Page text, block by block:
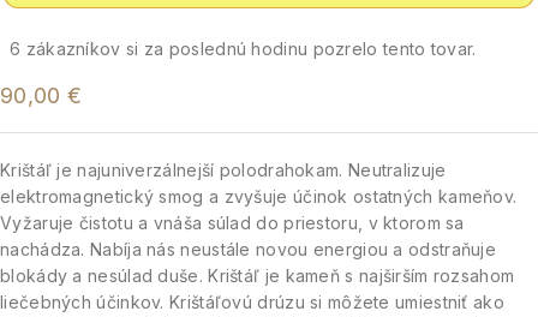
6 zákazníkov si za poslednú hodinu pozrelo tento tovar.
90,00 €
Krištáľ je najuniverzálnejší polodrahokam. Neutralizuje
elektromagnetický smog a zvyšuje účinok ostatných kameňov.
Vyžaruje čistotu a vnáša súlad do priestoru, v ktorom sa
nachádza. Nabíja nás neustále novou energiou a odstraňuje
blokády a nesúlad duše. Krištáľ je kameň s najširším rozsahom
liečebných účinkov. Krištáľovú drúzu si môžete umiestniť ako